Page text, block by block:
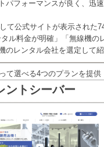
フォーマンスが良く、迅
公式サイトが表示された
ル料金が明確」「無線機
レンタル会社を選定して
て選べる4つのプランを提供
ントシーバー